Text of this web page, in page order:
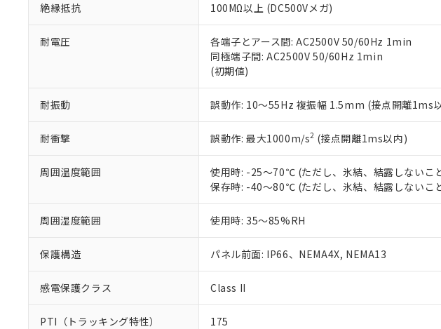
絶縁抵抗 100MΩ以上 (DC500Vメガ)
耐電圧
各端子とアース間: AC2500V 50/60Hz 1min
同極端子間: AC2500V 50/60Hz 1min
(初期値)
耐振動 誤動作: 10～55Hz 複振幅 1.5mm (接点開離1ms
耐衝撃 誤動作: 最大1000m/s2 (接点開離1ms以内)
周囲温度範囲
使用時: -25～70℃ (ただし、氷結、結露しないこ
保存時: -40～80℃ (ただし、氷結、結露しないこ
周囲湿度範囲 使用時: 35～85%RH
保護構造 パネル前面: IP66、NEMA4X, NEMA13
感電保護クラス Class II
PTI（トラッキング特性） 175
さい。
※当社の共同利用者とは、"個人情報の
いる法人を指します。
下記の非含有証明書をダウンロードすることが
EU RoHS指令（10物質）の非含有証明書
51物質の非含有証明書（当社基準）
※本証明書は発行日時点で非含有を証明する
また、RoHS指令のフタル酸エステル類４物
混在することから備考欄に対応日を記載してお
り割愛しております。